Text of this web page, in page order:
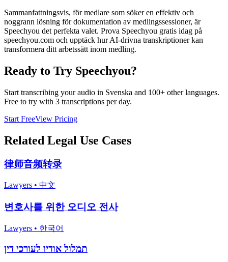
Sammanfattningsvis, för medlare som söker en effektiv och
noggrann lösning för dokumentation av medlingssessioner, är
Speechyou det perfekta valet. Prova Speechyou gratis idag på
speechyou.com och upptäck hur AI-drivna transkriptioner kan
transformera ditt arbetssätt inom medling.
Ready to Try Speechyou?
Start transcribing your audio in Svenska and 100+ other languages.
Free to try with 3 transcriptions per day.
Start FreeView Pricing
Related Legal Use Cases
律师音频转录
Lawyers • 中文
변호사를 위한 오디오 전사
Lawyers • 한국어
תמלול אודיו לעורכי דין